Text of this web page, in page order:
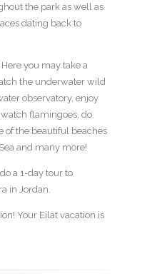
the park as well as
dating back to
you may take a
the underwater wild
observatory, enjoy
flamingoes, do
of the beautiful beaches
and many more!
a 1-day tour to
in Jordan.
Your Eilat vacation is